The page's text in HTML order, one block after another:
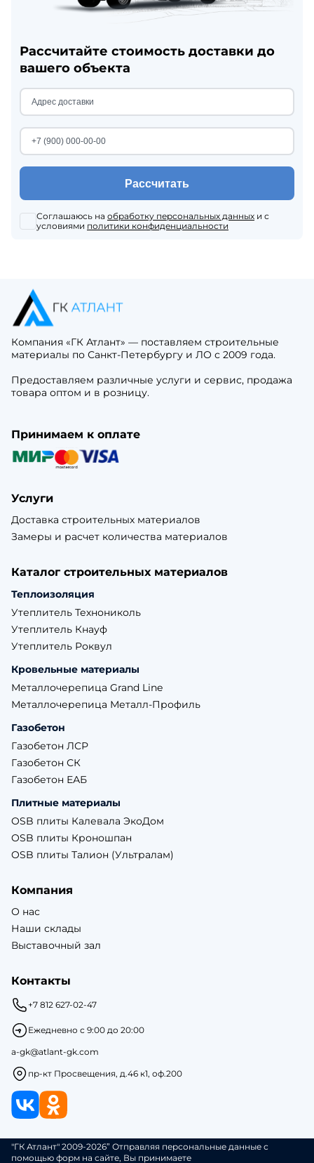
Рассчитайте стоимость доставки до
вашего объекта
Рассчитать
Соглашаюсь на обработку персональных данных и с
условиями политики конфиденциальности
Компания «ГК Атлант» — поставляем строительные
материалы по Санкт-Петербургу и ЛО с 2009 года.
Предоставляем различные услуги и сервис, продажа
товара оптом и в розницу.
Принимаем к оплате
Услуги
Доставка строительных материалов
Замеры и расчет количества материалов
Каталог строительных материалов
Теплоизоляция
Утеплитель Технониколь
Утеплитель Кнауф
Утеплитель Роквул
Кровельные материалы
Металлочерепица Grand Line
Металлочерепица Металл-Профиль
Газобетон
Газобетон ЛСР
Газобетон СК
Газобетон ЕАБ
Плитные материалы
OSB плиты Калевала ЭкоДом
OSB плиты Кроношпан
OSB плиты Талион (Ультралам)
Компания
О нас
Наши склады
Выставочный зал
Контакты
+7 812 627-02-47
Ежедневно с 9:00 до 20:00
a-gk@atlant-gk.com
пр-кт Просвещения, д.46 к1, оф.200
"ГК Атлант" 2009-2026” Отправляя персональные данные с
помощью форм на сайте, Вы принимаете